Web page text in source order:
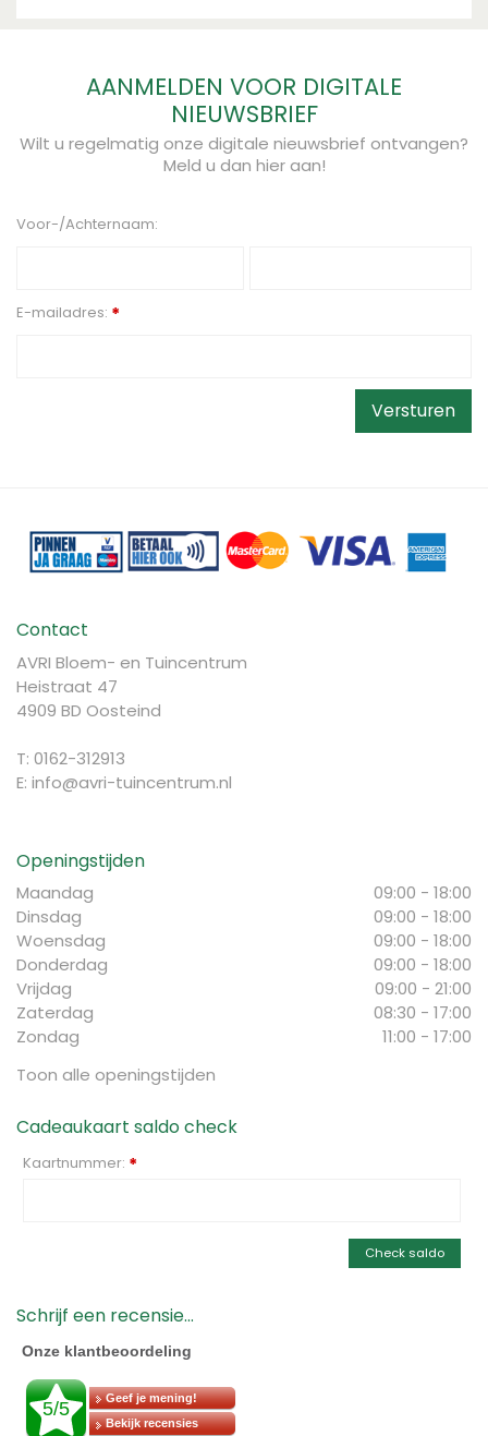
AANMELDEN VOOR DIGITALE
NIEUWSBRIEF
Wilt u regelmatig onze digitale nieuwsbrief ontvangen?
Meld u dan hier aan!
Voor-/Achternaam:
E-mailadres: *
Contact
AVRI Bloem- en Tuincentrum
Heistraat 47
4909 BD Oosteind
T: 0162-312913
E: info@avri-tuincentrum.nl
Openingstijden
Maandag
09:00 - 18:00
Dinsdag
09:00 - 18:00
Woensdag
09:00 - 18:00
Donderdag
09:00 - 18:00
Vrijdag
09:00 - 21:00
Zaterdag
08:30 - 17:00
Zondag
11:00 - 17:00
Toon alle openingstijden
Cadeaukaart saldo check
Kaartnummer: *
Check saldo
Schrijf een recensie...